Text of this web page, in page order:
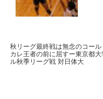
秋リーグ最終戦は無念のコー
カレ王者の前に屈すー東京都
ル秋季リーグ戦 対日体大